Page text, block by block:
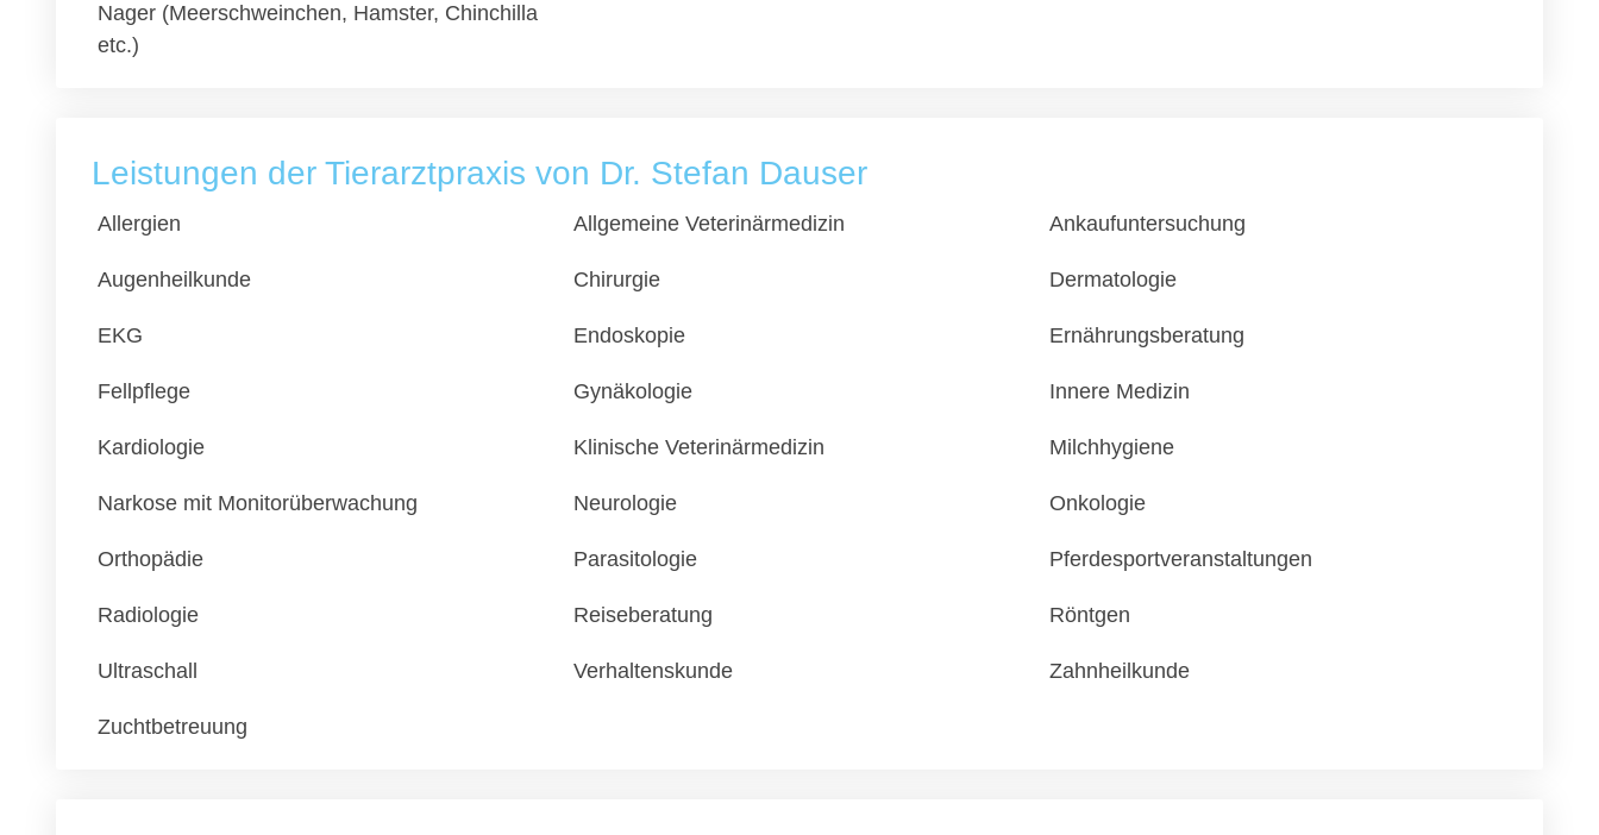
Nager (Meerschweinchen, Hamster, Chinchilla
etc.)
Leistungen der Tierarztpraxis von Dr. Stefan Dauser
Allergien Allgemeine Veterinärmedizin Ankaufuntersuchung
Augenheilkunde Chirurgie Dermatologie
EKG Endoskopie Ernährungsberatung
Fellpflege Gynäkologie Innere Medizin
Kardiologie Klinische Veterinärmedizin Milchhygiene
Narkose mit Monitorüberwachung Neurologie Onkologie
Orthopädie Parasitologie Pferdesportveranstaltungen
Radiologie Reiseberatung Röntgen
Ultraschall Verhaltenskunde Zahnheilkunde
Zuchtbetreuung